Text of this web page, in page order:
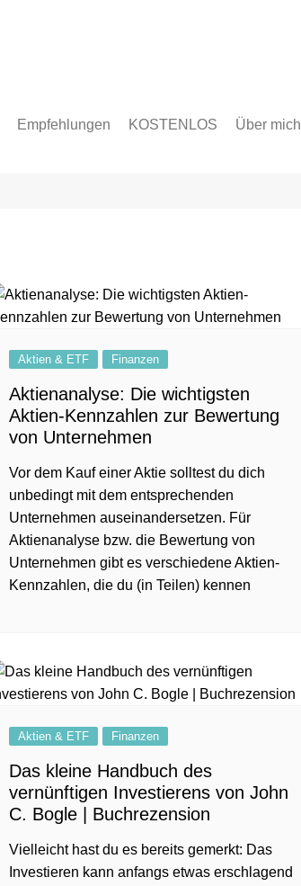
Empfehlungen KOSTENLOS Über mich
Aktien & ETF Finanzen
Aktienanalyse: Die wichtigsten
Aktien-Kennzahlen zur Bewertung
von Unternehmen
Vor dem Kauf einer Aktie solltest du dich
unbedingt mit dem entsprechenden
Unternehmen auseinandersetzen. Für
Aktienanalyse bzw. die Bewertung von
Unternehmen gibt es verschiedene Aktien-
Kennzahlen, die du (in Teilen) kennen
Aktien & ETF Finanzen
Das kleine Handbuch des
vernünftigen Investierens von John
C. Bogle | Buchrezension
Vielleicht hast du es bereits gemerkt: Das
Investieren kann anfangs etwas erschlagend